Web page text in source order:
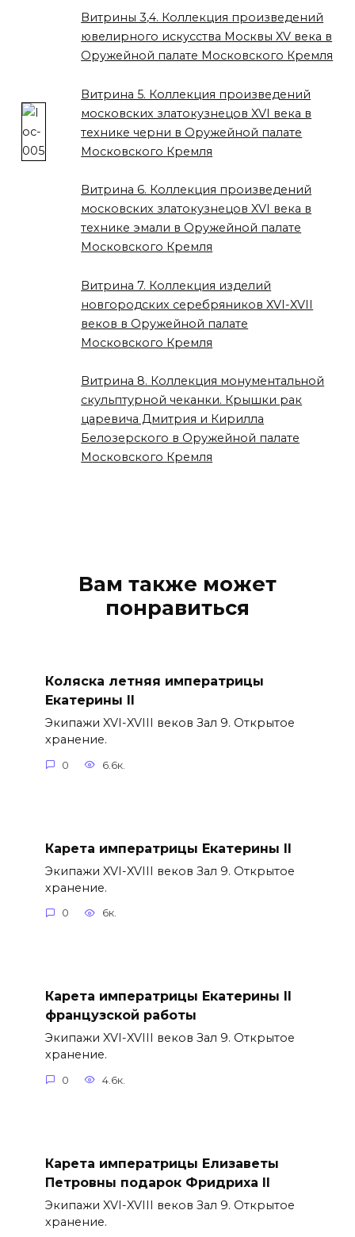
Витрины 3,4. Коллекция произведений
ювелирного искусства Москвы XV века в
Оружейной палате Московского Кремля
Витрина 5. Коллекция произведений
московских златокузнецов XVI века в
технике черни в Оружейной палате
Московского Кремля
Витрина 6. Коллекция произведений
московских златокузнецов XVI века в
технике эмали в Оружейной палате
Московского Кремля
Витрина 7. Коллекция изделий
новгородских серебряников XVI-XVII
веков в Оружейной палате
Московского Кремля
Витрина 8. Коллекция монументальной
скульптурной чеканки. Крышки рак
царевича Дмитрия и Кирилла
Белозерского в Оружейной палате
Московского Кремля
Вам также может
понравиться
Коляска летняя императрицы
Екатерины II
Экипажи XVI-XVIII веков Зал 9. Открытое
хранение.
0 6.6к.
Карета императрицы Екатерины II
Экипажи XVI-XVIII веков Зал 9. Открытое
хранение.
0 6к.
Карета императрицы Екатерины II
французской работы
Экипажи XVI-XVIII веков Зал 9. Открытое
хранение.
0 4.6к.
Карета императрицы Елизаветы
Петровны подарок Фридриха II
Экипажи XVI-XVIII веков Зал 9. Открытое
хранение.